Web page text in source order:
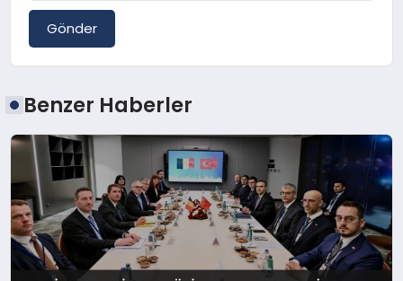
Gönder
Benzer Haberler